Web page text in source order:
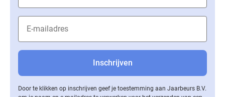
Door te klikken op inschrijven geef je toestemming aan Jaarbeurs B.V.